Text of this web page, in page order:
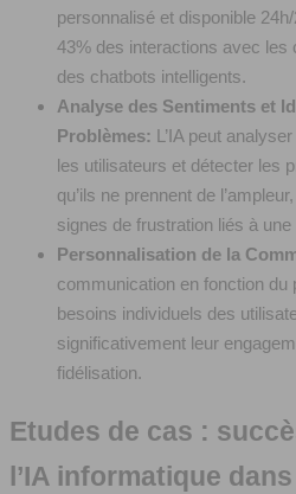
personnalisé et disponible
43% des interactions avec
des chatbots intelligents.
Analyse des Sentiments et
Problèmes: L’IA peut
les utilisateurs et détecter les
qu’ils ne prennent de
signes de frustration liés à
Personnalisation de la
communication en fonction du
besoins individuels des
significativement leur
fidélisation.
Etudes de cas :
l’IA informatique